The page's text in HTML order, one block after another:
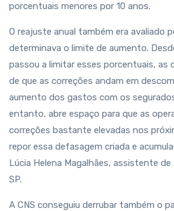
porcentuais menores por 10 anos.
O reajuste anual também era avaliado
determinava o limite de aumento.
passou a limitar esses porcentuais, as
de que as correções andam em
aumento dos gastos com os
entanto, abre espaço para que as
correções bastante elevadas nos
repor essa defasagem criada e
Lúcia Helena Magalhães, assistente
SP.
A CNS conseguiu derrubar também o